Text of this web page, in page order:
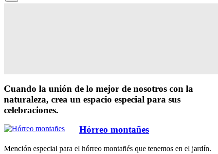
Cuando la unión de lo mejor de nosotros con la
naturaleza, crea un espacio especial para sus
celebraciones.
Hórreo montañes
Mención especial para el hórreo montañés que tenemos en el jardín.